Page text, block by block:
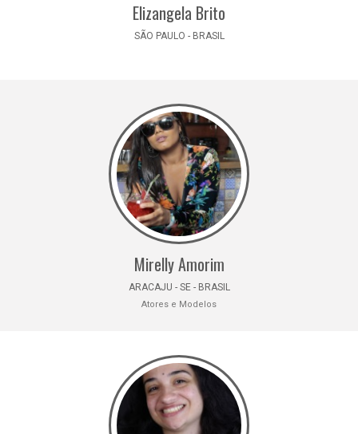
Elizangela Brito
SÃO PAULO - BRASIL
Mirelly Amorim
ARACAJU - SE - BRASIL
Atores e Modelos